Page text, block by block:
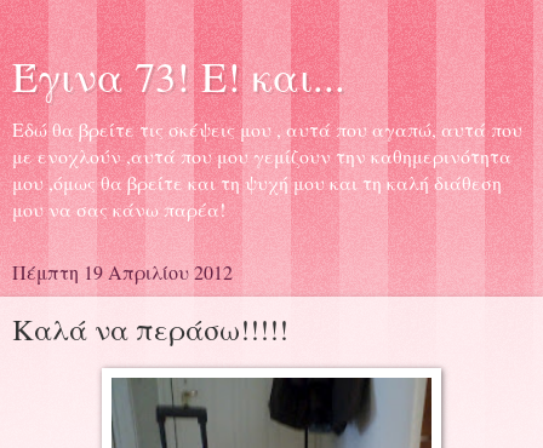
Έγινα 73! Ε! και...
Εδώ θα βρείτε τις σκέψεις μου , αυτά που αγαπώ, αυτά που
με ενοχλούν ,αυτά που μου γεμίζουν την καθημερινότητα
μου ,όμως θα βρείτε και τη ψυχή μου και τη καλή διάθεση
μου να σας κάνω παρέα!
Πέμπτη 19 Απριλίου 2012
Καλά να περάσω!!!!!